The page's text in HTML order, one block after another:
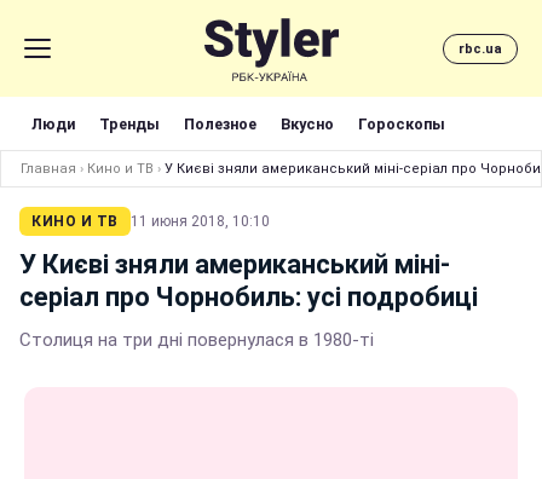
rbc.ua
Люди Тренды Полезное Вкусно Гороскопы
Главная › Кино и ТВ › У Києві зняли американський міні-серіал про
КИНО И ТВ 11 июня 2018, 10:10
У Києві зняли американський міні-
серіал про Чорнобиль: усі подробиці
Столиця на три дні повернулася в 1980-ті